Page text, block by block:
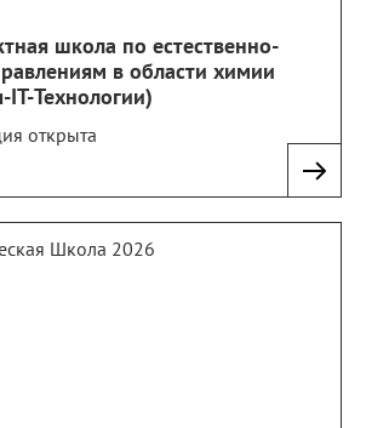
школа по естественно-
в области химии
Технологии)
открыта